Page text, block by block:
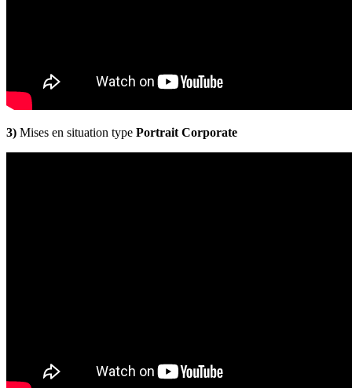
3) Mises en situation type Portrait Corporate